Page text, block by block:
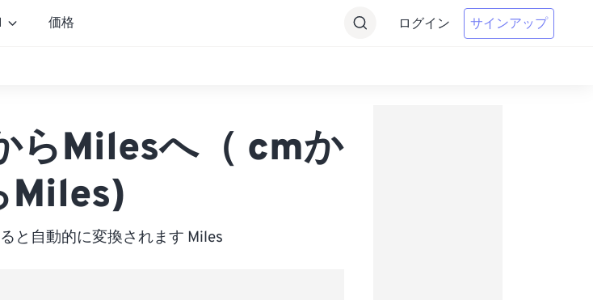
価格 ログイン サインアップ
らMilesへ（ cmか
Miles)
と自動的に変換されます Miles